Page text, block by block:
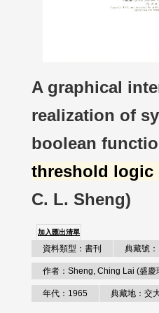
A graphical
realization of
boolean
threshold logic
C. L. Sheng)
加入匯出清單
資料類型：書刊 典藏號
作者：Sheng, Ching Lai (盛慶
年代：1965 典藏地：交